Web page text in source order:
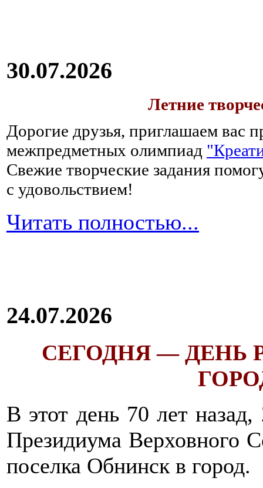
30.07.2026
Летние
Дорогие друзья, приглашаем вас
межпредметных олимпиад
Свежие творческие задания
с удовольствием!
Читать полностью...
24.07.2026
СЕГОДНЯ — ДЕНЬ
В этот день 70 лет
Президиума Верховного
поселка Обнинск в город.